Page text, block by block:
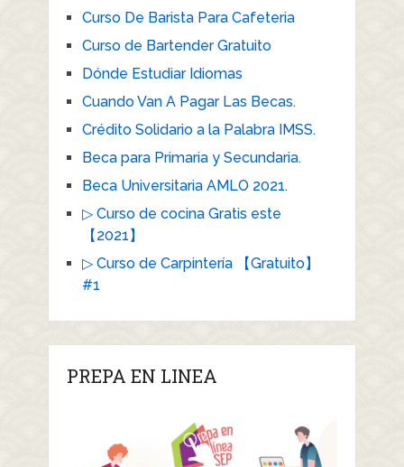
Curso De Barista Para Cafeteria
Curso de Bartender Gratuito
Dónde Estudiar Idiomas
Cuando Van A Pagar Las Becas.
Crédito Solidario a la Palabra IMSS.
Beca para Primaria y Secundaria.
Beca Universitaria AMLO 2021.
▷ Curso de cocina Gratis este
【2021】
▷ Curso de Carpintería 【Gratuito】
#1
PREPA EN LINEA